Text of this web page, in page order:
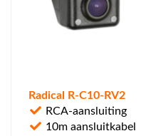
Radical R-C10-RV2
RCA-aansluiting
10m aansluitkabel